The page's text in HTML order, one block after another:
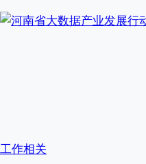
工作相关